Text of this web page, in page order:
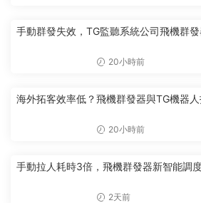
手動群發失效，TG監聽系統公司飛機群
20小時前
海外拓客效率低？飛機群發器與TG機器
20小時前
手動拉人耗時3倍，飛機群發器新智能調
2天前